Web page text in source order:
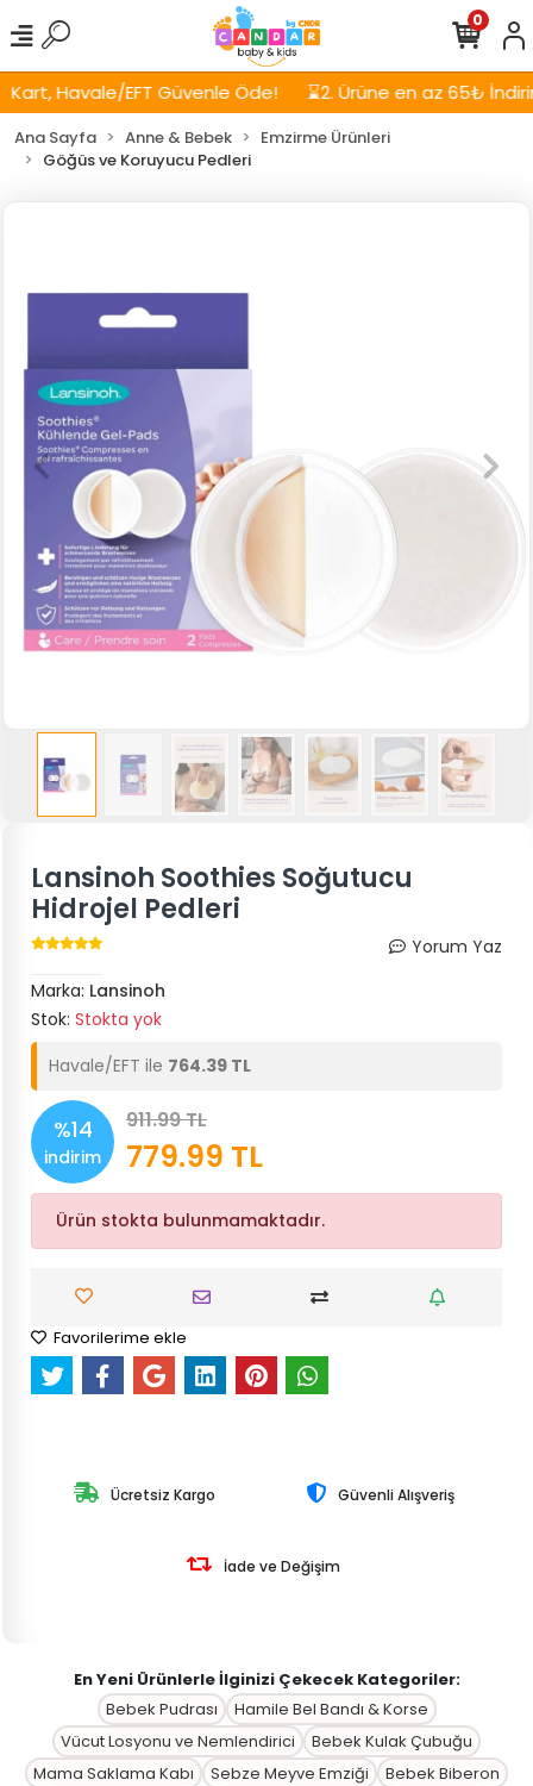
Havale/EFT Güvenle Öde! ⌛2. Ürüne en az 65₺ İndirim!
0
Ana Sayfa Anne & Bebek
Emzirme Ürünleri
Göğüs ve Koruyucu Pedleri
Lansinoh Soothies Soğutucu
Hidrojel Pedleri
Yorum Yaz
Marka: Lansinoh
Stok: Stokta yok
Havale/EFT ile 764.39 TL
%14
indirim
911.99 TL
779.99 TL
Ürün stokta bulunmamaktadır.
Favorilerime ekle
Ücretsiz Kargo Güvenli Alışveriş
İade ve Değişim
En Yeni Ürünlerle İlginizi Çekecek Kategoriler:
Bebek Pudrası
Hamile Bel Bandı & Korse
Vücut Losyonu ve Nemlendirici
Bebek Kulak Çubuğu
Mama Saklama Kabı
Sebze Meyve Emziği
Bebek Biberon